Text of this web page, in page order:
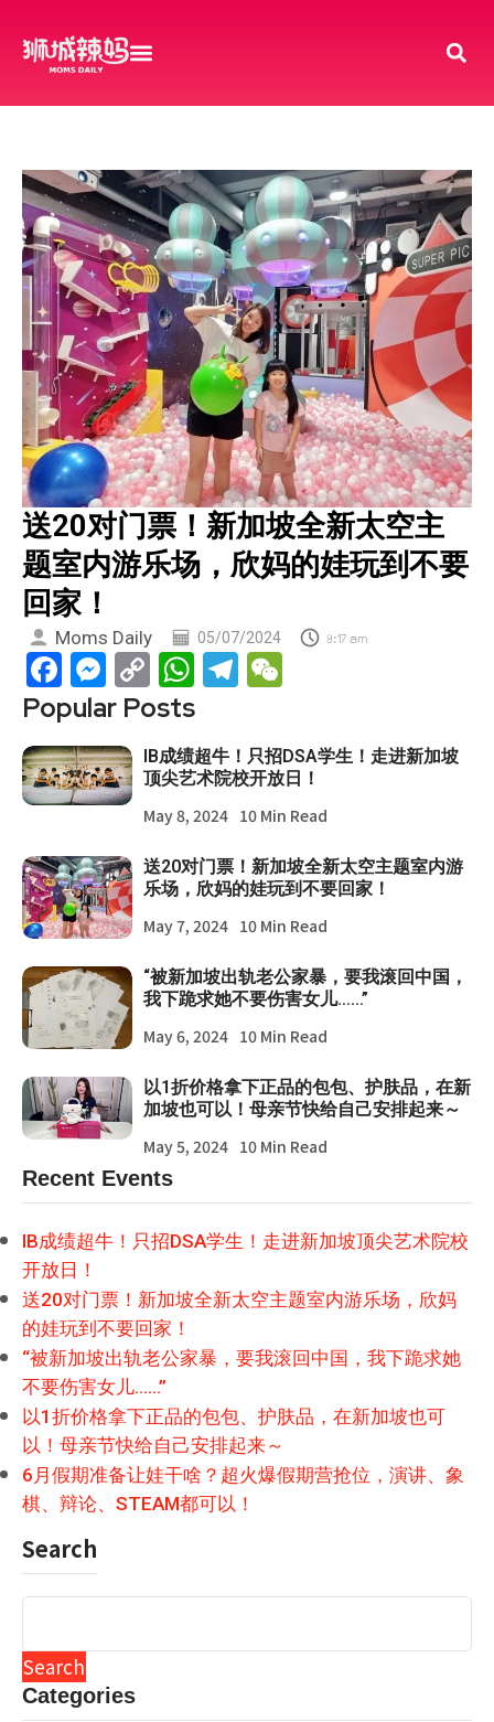
送20对门票！新加坡全新太空主
题室内游乐场，欣妈的娃玩到不要
回家！
Moms Daily 05/07/2024 9:17 am
Facebook
Messenger
Copy
Link
WhatsApp
Telegram
Popular Posts
IB成绩超牛！只招DSA学生！走进新加坡
顶尖艺术院校开放日！
May 8, 2024 10 Min Read
送20对门票！新加坡全新太空主题室内游
乐场，欣妈的娃玩到不要回家！
May 7, 2024 10 Min Read
“被新加坡出轨老公家暴，要我滚回中国，
我下跪求她不要伤害女儿……”
May 6, 2024 10 Min Read
以1折价格拿下正品的包包、护肤品，在新
加坡也可以！母亲节快给自己安排起来～
May 5, 2024 10 Min Read
Recent Events
IB成绩超牛！只招DSA学生！走进新加坡顶尖艺术院校
开放日！
送20对门票！新加坡全新太空主题室内游乐场，欣妈
的娃玩到不要回家！
“被新加坡出轨老公家暴，要我滚回中国，我下跪求她
不要伤害女儿……”
以1折价格拿下正品的包包、护肤品，在新加坡也可
以！母亲节快给自己安排起来～
6月假期准备让娃干啥？超火爆假期营抢位，演讲、象
棋、辩论、STEAM都可以！
Search
Search
Categories